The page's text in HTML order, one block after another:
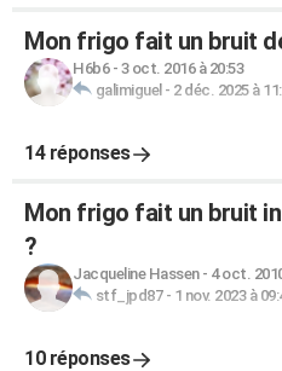
Mon frigo fait un bruit
H6b6- 3 oct. 2016 à 20:53
galimiguel - 2 déc. 2025 à
14 réponses
Mon frigo fait un bruit
?
Jacqueline Hassen- 4 oct.
stf_jpd87- 1 nov. 2023 à
10 réponses